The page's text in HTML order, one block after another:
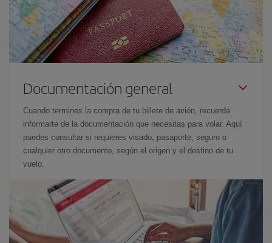
Documentación general
Cuando termines la compra de tu billete de avión, recuerda
informarte de la documentación que necesitas para volar. Aquí
puedes consultar si requieres visado, pasaporte, seguro o
cualquier otro documento, según el origen y el destino de tu
vuelo.